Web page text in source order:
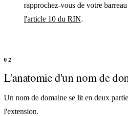
rapprochez-vous de votre
l'article 10 du RIN.
L'anatomie d'un nom de
Un nom de domaine se lit en deux
l'extension.